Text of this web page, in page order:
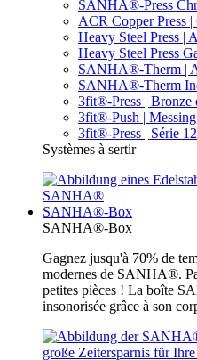
SANHA®-Press
ACR Copper Press
Heavy Steel Press |
Heavy Steel Press
SANHA®-Therm |
SANHA®-Therm
3fit®-Press |
3fit®-Push | Messing
3fit®-Press | Série
Systèmes à sertir
SANHA®-Box
SANHA®-Box
Gagnez jusqu'à 70% de
modernes de SANHA®.
petites pièces ! La boîte
insonorisée grâce à son